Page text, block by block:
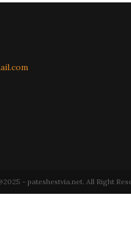
- pateshestvia.net. All Right